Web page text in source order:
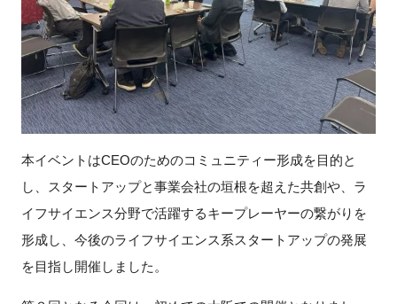
ニュース・掲示板
LINK-Jを知る
特別会員
施設・アクセス
FAQ
イベントお知らせメール登録
本イベントはCEOのためのコミュニティー形成を目的と
し、スタートアップと事業会社の垣根を超えた共創や、ラ
イフサイエンス分野で活躍するキープレーヤーの繋がりを
形成し、今後のライフサイエンス系スタートアップの発展
を目指し開催しました。